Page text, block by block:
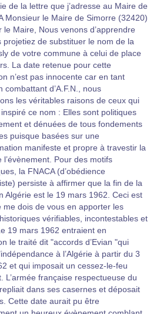
de la lettre que j’adresse au Maire de
Monsieur le Maire de Simorre (32420)
le Maire, Nous venons d’apprendre
projetiez de substituer le nom de la
de votre commune à celui de place
La date retenue pour cette
n’est pas innocente car en tant
combattant d’A.F.N., nous
les véritables raisons de ceux qui
ce nom : Elles sont politiques
et dénuées de tous fondements
puisque basées sur une
manifeste et propre à travestir la
l’évènement. Pour des motifs
la FNACA (d’obédience
persiste à affirmer que la fin de la
Algérie est le 19 mars 1962. Ceci est
me dois de vous en apporter les
vérifiables, incontestables et
19 mars 1962 entraient en
le traité dit "accords d’Evian "qui
à l’Algérie à partir du 3
et qui imposait un cessez-le-feu
L’armée française respectueuse du
dans ses casernes et déposait
Cette date aurait pu être